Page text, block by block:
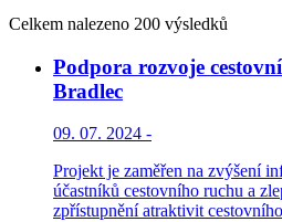
Celkem nalezeno 200 výsledků
Podpora rozvoje
Bradlec
09. 07. 2024 -
Projekt je zaměřen na zvýšení
účastníků cestovního ruchu a
zpřístupnění atraktivit